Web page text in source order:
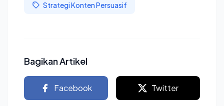
Strategi Konten Persuasif
Bagikan Artikel
Facebook Twitter